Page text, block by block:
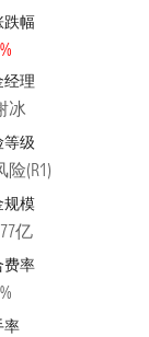
跌幅
经理
冰
等级
险(R1)
规模
亿
费率
率